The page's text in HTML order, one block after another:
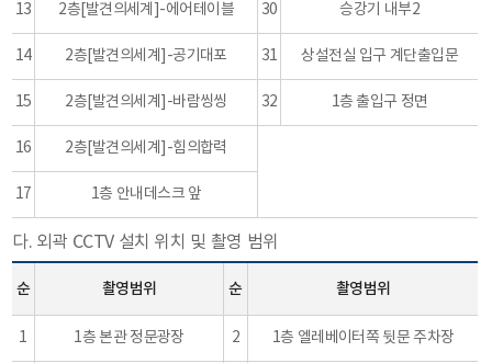
13 2층[발견의세계]-에어테이블 30 승강기 내부2
14 2층[발견의세계]-공기대포 31 상설전실 입구 계단출입문
15 2층[발견의세계]-바람씽씽 32 1층 출입구 정면
16 2층[발견의세계]-힘의합력
17 1층 안내데스크 앞
다. 외곽 CCTV 설치 위치 및 촬영 범위
순 촬영범위 순 촬영범위
1 1층 본관 정문광장 2 1층 엘레베이터쪽 뒷문 주차장